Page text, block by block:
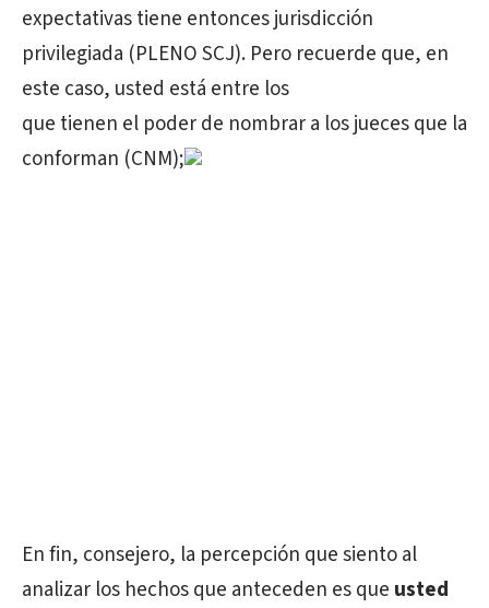
expectativas tiene entonces jurisdicción
privilegiada (PLENO SCJ). Pero recuerde que, en
este caso, usted está entre los
que tienen el poder de nombrar a los jueces que la
conforman (CNM);
En fin, consejero, la percepción que siento al
analizar los hechos que anteceden es que usted